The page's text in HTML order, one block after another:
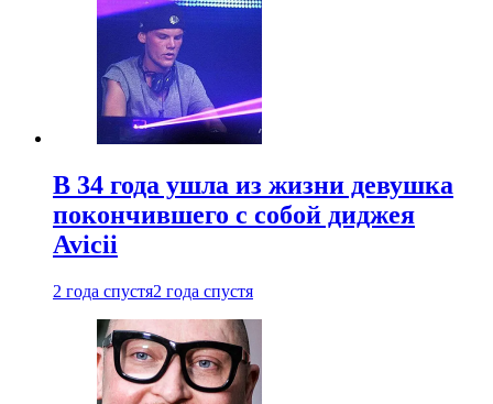
В 34 года ушла из жизни девушка
покончившего с собой диджея
Avicii
2 года спустя2 года спустя